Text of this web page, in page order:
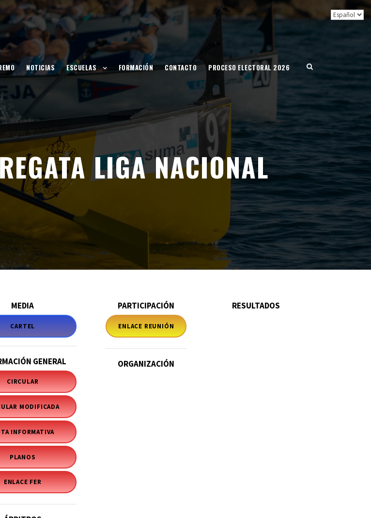
NOTICIAS ESCUELAS FORMACIÓN CONTACTO PROCESO ELECTORAL 2026
LIGA NACIONAL
MEDIA
CARTEL
GENERAL
CIRCULAR
MODIFICADA
INFORMATIVA
PLANOS
ENLACE FER
PARTICIPACIÓN
ENLACE REUNIÓN
ORGANIZACIÓN
RESULTADOS